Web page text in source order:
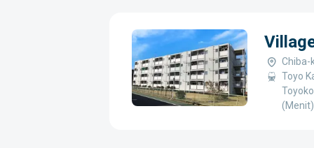
Chiba-
Toyo